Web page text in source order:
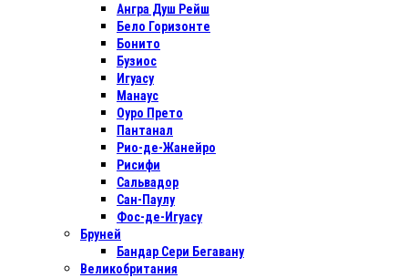
Ангра Душ Рейш
Бело Горизонте
Бонито
Бузиос
Игуасу
Манаус
Оуро Прето
Пантанал
Рио-де-Жанейро
Рисифи
Сальвадор
Сан-Паулу
Фос-де-Игуасу
Бруней
Бандар Сери Бегавану
Великобритания